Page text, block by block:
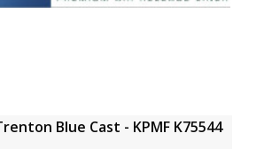
Blue Cast - KPMF K75544